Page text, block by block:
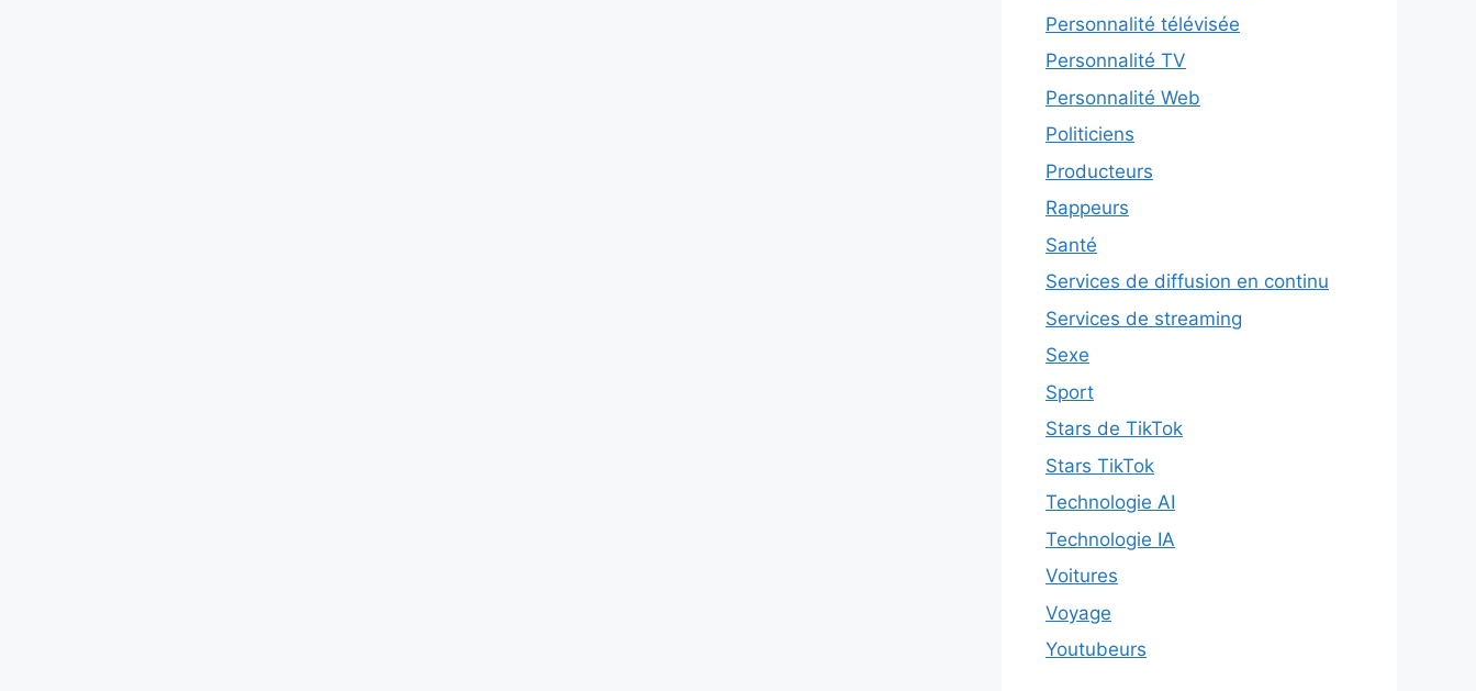
Personnalité télévisée
Personnalité TV
Personnalité Web
Politiciens
Producteurs
Rappeurs
Santé
Services de diffusion en continu
Services de streaming
Sexe
Sport
Stars de TikTok
Stars TikTok
Technologie AI
Technologie IA
Voitures
Voyage
Youtubeurs